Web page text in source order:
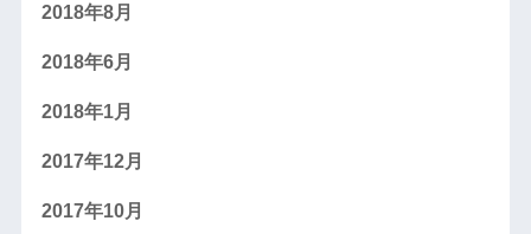
2018年8月
2018年6月
2018年1月
2017年12月
2017年10月